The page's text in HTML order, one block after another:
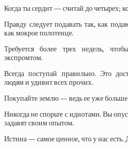
Когда ты сердит — считай до четырех;
Правду следует подавать так, как
как мокрое полотенце.
Требуется более трех недель,
экспромтом.
Всегда поступай правильно. Это
людям и удивит всех прочих.
Покупайте землю — ведь ее уже
Никогда не спорьте с идиотами. Вы
задавят своим опытом.
Истина — самое ценное, что у нас есть.